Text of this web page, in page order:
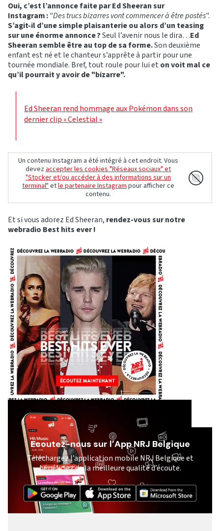
Oui, c’est l’annonce faite par Ed Sheeran sur
Instagram :"Des trucs bizarres vont commencer à être postés".
S’agit-il d’une simple plaisanterie ou alors d’un teasing
sur une énorme annonce ?Seul l’avenir nous le dira…Ed
Sheeran semble être au top de sa forme.Son deuxième
enfant est né et le chanteur s’apprête à partir pour une
tournée mondiale. Bref, tout roule pour lui et on voit mal ce
qu’il pourrait y avoir de "bizarre".
Ed Sheeran rend hommage aux Pokémon dans son
dernier clip « Celestial »
Un contenu Instagram a été intégré à cet endroit. Vous
devezaccepter les cookies "Réseaux sociaux" et
"Stocker et/ou accéder à des informations sur un
terminal"etle partenaire Instagrampour afficher ce
contenu.
Et si vous adorez Ed Sheeran, rendez-vous sur notre
webradio Best hits ever !
Ecoutez-nous sur l’App NRJ Belgique
Téléchargez l’application mobile NRJ Belgique et
bénéficiez de la meilleure qualité d’écoute.